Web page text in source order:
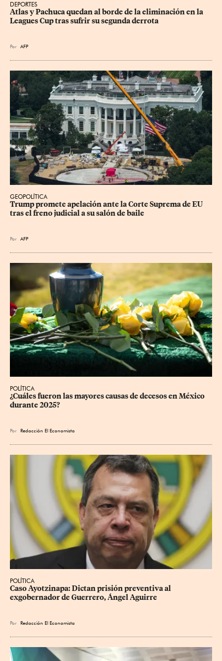
DEPORTES
Atlas y Pachuca quedan al borde de la eliminación en la
Leagues Cup tras sufrir su segunda derrota
Por AFP
GEOPOLÍTICA
Trump promete apelación ante la Corte Suprema de EU
tras el freno judicial a su salón de baile
Por AFP
POLÍTICA
¿Cuáles fueron las mayores causas de decesos en México
durante 2025?
Por Redacción El Economista
POLÍTICA
Caso Ayotzinapa: Dictan prisión preventiva al
exgobernador de Guerrero, Ángel Aguirre
Por Redacción El Economista